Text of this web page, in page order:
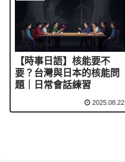
【時事日語】核能要不
要？台灣與日本的核能問
題｜日常會話練習
2025.08.22